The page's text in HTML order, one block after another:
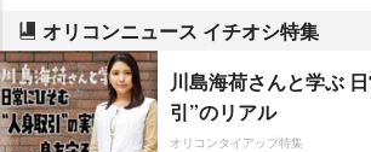
オリコンニュース イチオシ特集
川島海荷さんと学ぶ
引”のリアル
オリコンタイアップ特集